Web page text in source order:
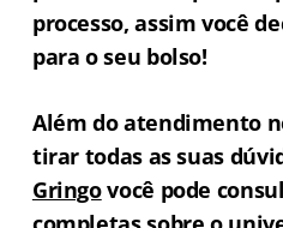
processo, assim você
para o seu bolso!
Além do atendimento
tirar todas as suas
Gringovocê pode